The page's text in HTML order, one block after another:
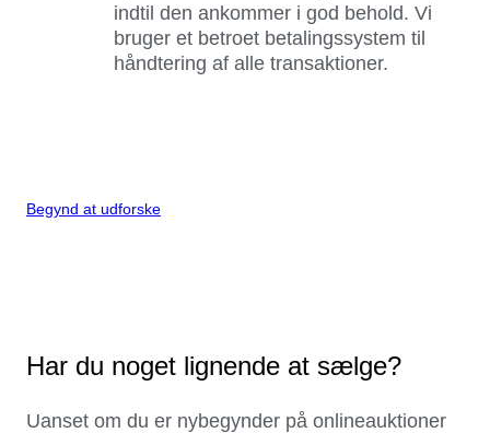
indtil den ankommer i god behold. Vi
bruger et betroet betalingssystem til
håndtering af alle transaktioner.
Begynd at udforske
Har du noget lignende at sælge?
Uanset om du er nybegynder på onlineauktioner